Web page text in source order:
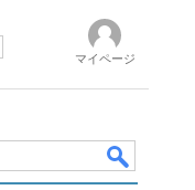
マイページ